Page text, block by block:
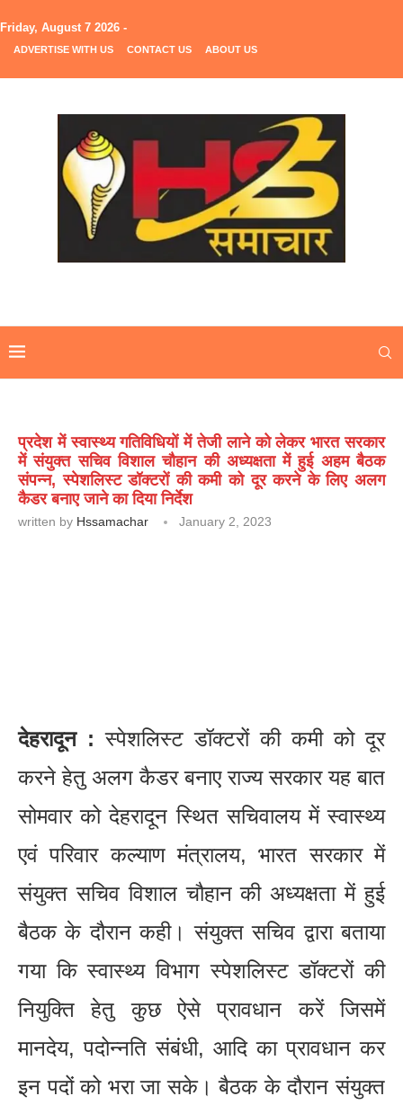
Friday, August 7 2026 -
ADVERTISE WITH US CONTACT US ABOUT US
प्रदेश में स्वास्थ्य गतिविधियों में तेजी लाने को लेकर भारत सरकार
में संयुक्त सचिव विशाल चौहान की अध्यक्षता में हुई अहम बैठक
संपन्न, स्पेशलिस्ट डॉक्टरों की कमी को दूर करने के लिए अलग
कैडर बनाए जाने का दिया निर्देश
written by Hssamachar January 2, 2023
देहरादून : स्पेशलिस्ट डॉक्टरों की कमी को दूर
करने हेतु अलग कैडर बनाए राज्य सरकार यह बात
सोमवार को देहरादून स्थित सचिवालय में स्वास्थ्य
एवं परिवार कल्याण मंत्रालय, भारत सरकार में
संयुक्त सचिव विशाल चौहान की अध्यक्षता में हुई
बैठक के दौरान कही। संयुक्त सचिव द्वारा बताया
गया कि स्वास्थ्य विभाग स्पेशलिस्ट डॉक्टरों की
नियुक्ति हेतु कुछ ऐसे प्रावधान करें जिसमें
मानदेय, पदोन्नति संबंधी, आदि का प्रावधान कर
इन पदों को भरा जा सके। बैठक के दौरान संयुक्त